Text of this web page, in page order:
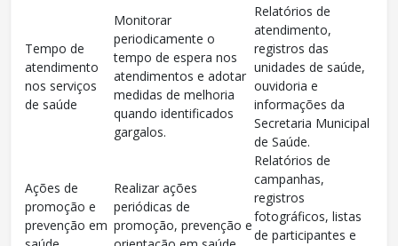
Tempo de
atendimento
nos serviços
de saúde
Monitorar
periodicamente o
tempo de espera nos
atendimentos e adotar
medidas de melhoria
quando identificados
gargalos.
Relatórios de
atendimento,
registros das
unidades de saúde,
ouvidoria e
informações da
Secretaria Municipal
de Saúde.
Ações de
promoção e
prevenção em
Realizar ações
periódicas de
promoção, prevenção e
Relatórios de
campanhas,
registros
fotográficos, listas
de participantes e